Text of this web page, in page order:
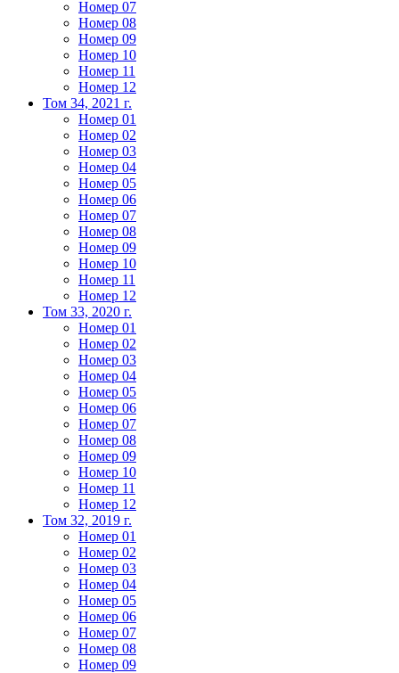
Номер 07
Номер 08
Номер 09
Номер 10
Номер 11
Номер 12
Том 34, 2021 г.
Номер 01
Номер 02
Номер 03
Номер 04
Номер 05
Номер 06
Номер 07
Номер 08
Номер 09
Номер 10
Номер 11
Номер 12
Том 33, 2020 г.
Номер 01
Номер 02
Номер 03
Номер 04
Номер 05
Номер 06
Номер 07
Номер 08
Номер 09
Номер 10
Номер 11
Номер 12
Том 32, 2019 г.
Номер 01
Номер 02
Номер 03
Номер 04
Номер 05
Номер 06
Номер 07
Номер 08
Номер 09